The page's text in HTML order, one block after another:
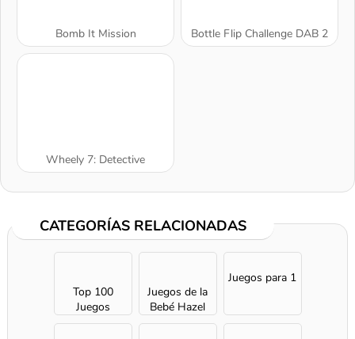
Bomb It Mission Bottle Flip Challenge DAB 2
Wheely 7: Detective
CATEGORÍAS RELACIONADAS
Top 100
Juegos
Juegos de la
Bebé Hazel
Juegos para 1